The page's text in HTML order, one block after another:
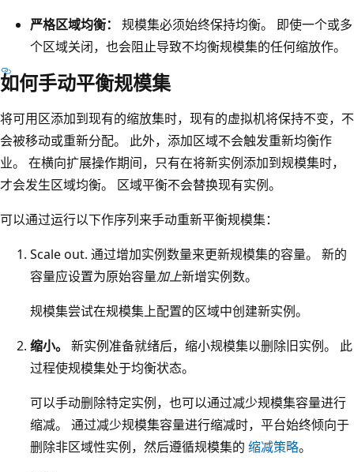
严格区域均衡：
规模集必须始终保持均衡。 即使一个或多
个区域关闭，也会阻止导致不均衡规模集的任何缩放作。
如何手动平衡规模集
将可用区添加到现有的缩放集时，现有的虚拟机将保持不变，不
会被移动或重新分配。 此外，添加区域不会触发重新均衡作
业。 在横向扩展操作期间，只有在将新实例添加到规模集时，
才会发生区域均衡。 区域平衡不会替换现有实例。
可以通过运行以下作序列来手动重新平衡规模集：
Scale out. 通过增加实例数量来更新规模集的容量。 新的
容量应设置为原始容量加上新增实例数。
规模集尝试在规模集上配置的区域中创建新实例。
缩小。 新实例准备就绪后，缩小规模集以删除旧实例。 此
过程使规模集处于均衡状态。
可以手动删除特定实例，也可以通过减少规模集容量进行
缩减。 通过减少规模集容量进行缩减时，平台始终倾向于
删除非区域性实例，然后遵循规模集的 缩减策略。